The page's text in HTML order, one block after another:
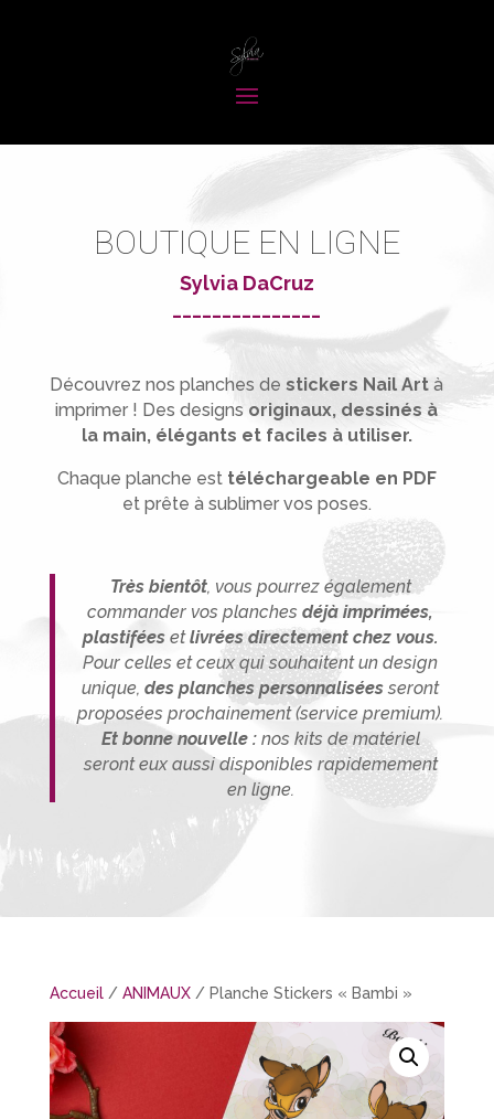
BOUTIQUE EN LIGNE
Sylvia DaCruz
_______________
Découvrez nos planches destickers Nail Art à
imprimer ! Des designs originaux, dessinés à
la main, élégants et faciles à utiliser.
Chaque planche est téléchargeable en PDF
et prête à sublimer vos poses.
Très bientôt, vous pourrez également
commander vos planchesdéjà imprimées,
plastiféesetlivrées directement chez vous.
Pour celles et ceux qui souhaitent un design
unique,des planches personnaliséesseront
proposées prochainement (service premium).
Et bonne nouvelle : nos kits de matériel
seront eux aussi disponibles rapidemement
en ligne.
Accueil/ ANIMAUX/ Planche Stickers « Bambi »